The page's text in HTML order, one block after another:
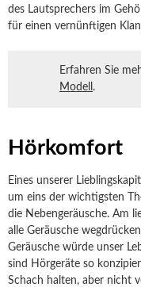
des Lautsprechers im
für einen vernünftigen
Erfahren Sie
Modell .
Hörkomfort
Eines unserer
um eins der wichtigsten
die Nebengeräusche. Am
alle Geräusche
Geräusche würde unser
sind Hörgeräte so
Schach halten, aber nicht